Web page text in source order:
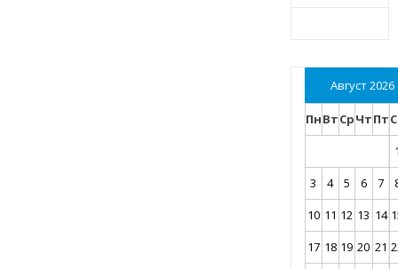
Август 2026
ПнВтСрЧтПт
3
4 5 6 7
10 11 12 13 14
17 18 19 20 21